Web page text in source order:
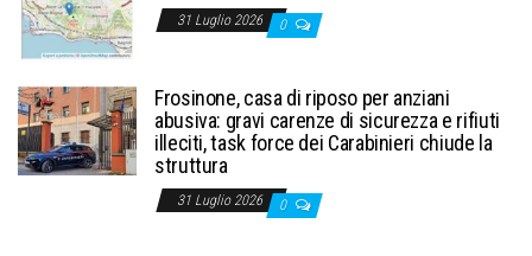
31 Luglio 2026 0
Frosinone, casa di riposo per anziani
abusiva: gravi carenze di sicurezza e rifiuti
illeciti, task force dei Carabinieri chiude la
struttura
31 Luglio 2026 0